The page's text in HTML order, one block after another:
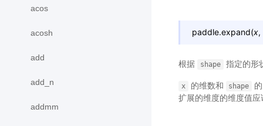
acos
acosh
add
add_n
addmm
paddle.expand(x,
根据 shape 指定的形
x 的维数和 shape
扩展的维度的维度值